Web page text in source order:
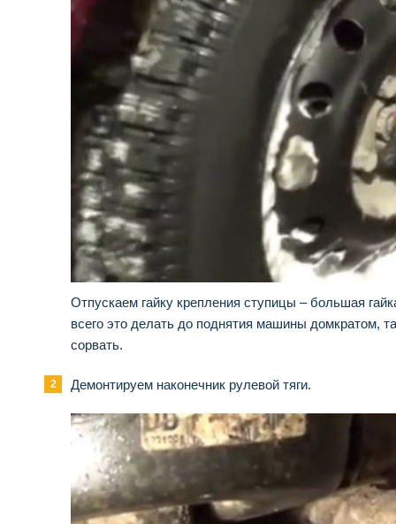
Отпускаем гайку крепления ступицы – большая
всего это делать до поднятия машины домкратом,
сорвать.
Демонтируем наконечник рулевой тяги.